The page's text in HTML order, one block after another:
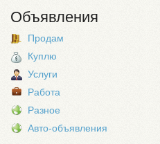
Объявления
Продам
Куплю
Услуги
Работа
Разное
Авто-объявления